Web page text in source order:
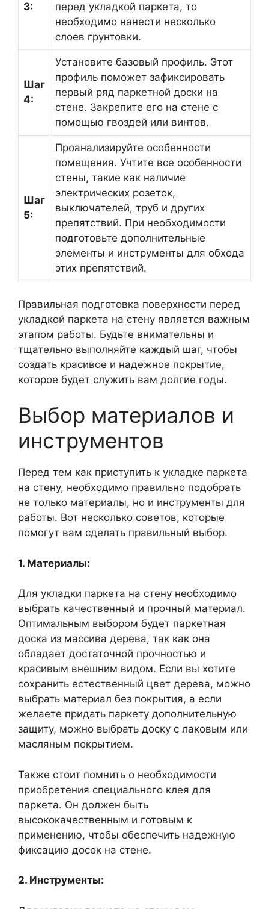
3:
перед укладкой паркета, то
необходимо нанести несколько
слоев грунтовки.
Шаг
4:
Установите базовый профиль. Этот
профиль поможет зафиксировать
первый ряд паркетной доски на
стене. Закрепите его на стене с
помощью гвоздей или винтов.
Шаг
5:
Проанализируйте особенности
помещения. Учтите все особенности
стены, такие как наличие
электрических розеток,
выключателей, труб и других
препятствий. При необходимости
подготовьте дополнительные
элементы и инструменты для обхода
этих препятствий.
Правильная подготовка поверхности перед
укладкой паркета на стену является важным
этапом работы. Будьте внимательны и
тщательно выполняйте каждый шаг, чтобы
создать красивое и надежное покрытие,
которое будет служить вам долгие годы.
Выбор материалов и
инструментов
Перед тем как приступить к укладке паркета
на стену, необходимо правильно подобрать
не только материалы, но и инструменты для
работы. Вот несколько советов, которые
помогут вам сделать правильный выбор.
1. Материалы:
Для укладки паркета на стену необходимо
выбрать качественный и прочный материал.
Оптимальным выбором будет паркетная
доска из массива дерева, так как она
обладает достаточной прочностью и
красивым внешним видом. Если вы хотите
сохранить естественный цвет дерева, можно
выбрать материал без покрытия, а если
желаете придать паркету дополнительную
защиту, можно выбрать доску с лаковым или
масляным покрытием.
Также стоит помнить о необходимости
приобретения специального клея для
паркета. Он должен быть
высококачественным и готовым к
применению, чтобы обеспечить надежную
фиксацию досок на стене.
2. Инструменты: